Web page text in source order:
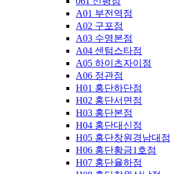
A01 부전역점
A02 구포점
A03 수영본점
A04 센텀스타점
A05 하이츠자이점
A06 정관점
H01 홍단하단점
H02 홍단서면점
H03 홍단본점
H04 홍단대신점
H05 홍단창원경남대점
H06 홍단황금1호점
H07 홍단율하점